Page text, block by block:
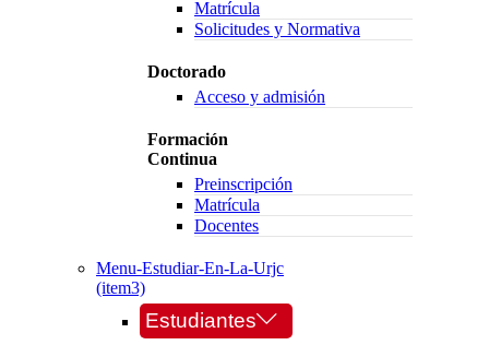
Matrícula
Solicitudes y Normativa
Doctorado
Acceso y admisión
Formación
Continua
Preinscripción
Matrícula
Docentes
Menu-Estudiar-En-La-Urjc
(item3)
Estudiantes